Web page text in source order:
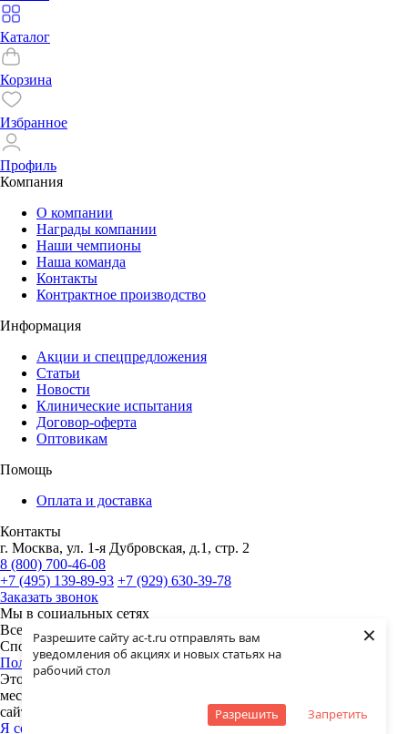
Разрешите сайту ac-t.ru отправлять вам
уведомления об акциях и новых статьях на
рабочий стол
Запретить
Разрешить
×
Каталог
Корзина
Избранное
Профиль
Компания
О компании
Награды компании
Наши чемпионы
Наша команда
Контакты
Контрактное производство
Информация
Акции и спецпредложения
Статьи
Новости
Клинические испытания
Договор-оферта
Оптовикам
Помощь
Оплата и доставка
Контакты
г. Москва, ул. 1-я Дубровская, д.1, стр. 2
8 (800) 700-46-08
+7 (495) 139-89-93 +7 (929) 630-39-78
Заказать звонок
Мы в социальных сетях
Все права защищены законом. ©2024 ООО "Академия-Т -
Спортивное питание"
Политика конфиденциальности
Этот сайт собирает cookie-файлы, данные об IP-адресе и
местоположении пользователей. Дальнейшее использование
сайта означает ваше согласие на обработку таких данных.
Я согласен